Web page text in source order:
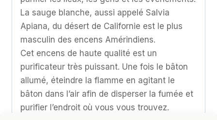
La sauge blanche, aussi appelé Salvia
Apiana, du désert de Californie est le plus
masculin des encens Amérindiens.
Cet encens de haute qualité est un
purificateur très puissant. Une fois le bâton
allumé, éteindre la flamme en agitant le
bâton dans l’air afin de disperser la fumée et
purifier l’endroit où vous vous trouvez.